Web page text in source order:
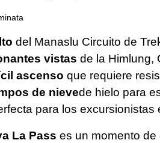
del Manaslu Circuito de
vistas de la Himlung,
ascenso que requiere
de nievede hielo para
para los
La Pass es un momento